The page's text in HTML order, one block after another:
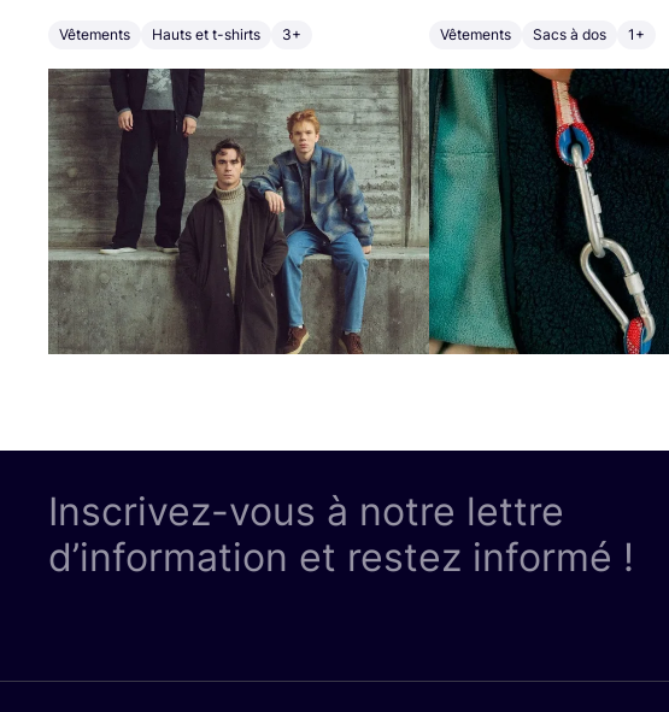
Vêtements Hauts et t-shirts 3+ Vêtements Sacs à dos 1+
Inscrivez-vous à notre lettre
d’information et restez informé !